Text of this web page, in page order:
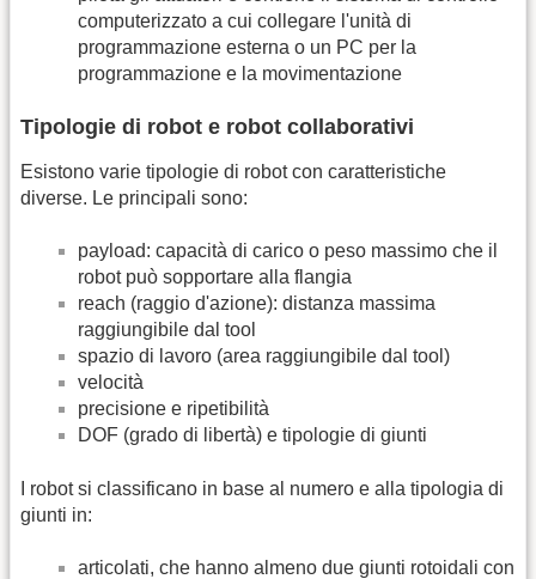
computerizzato a cui collegare l'unità di
programmazione esterna o un PC per la
programmazione e la movimentazione
Tipologie di robot e robot collaborativi
Esistono varie tipologie di robot con caratteristiche
diverse. Le principali sono:
payload: capacità di carico o peso massimo che il
robot può sopportare alla flangia
reach (raggio d'azione): distanza massima
raggiungibile dal tool
spazio di lavoro (area raggiungibile dal tool)
velocità
precisione e ripetibilità
DOF (grado di libertà) e tipologie di giunti
I robot si classificano in base al numero e alla tipologia di
giunti in:
articolati, che hanno almeno due giunti rotoidali con